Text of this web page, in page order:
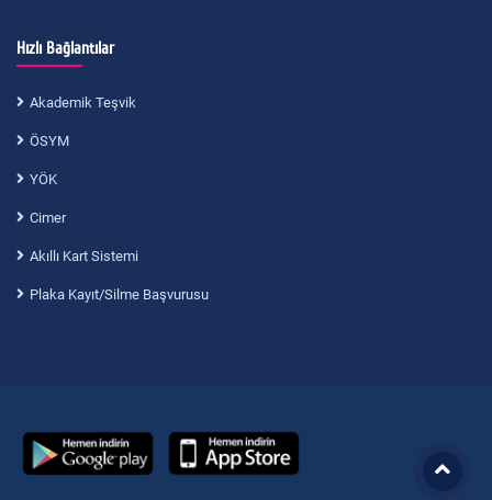
Hızlı Bağlantılar
Akademik Teşvik
ÖSYM
YÖK
Cimer
Akıllı Kart Sistemi
Plaka Kayıt/Silme Başvurusu